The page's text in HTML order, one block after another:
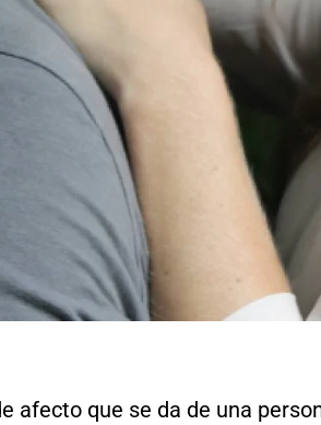
afecto que se da de una